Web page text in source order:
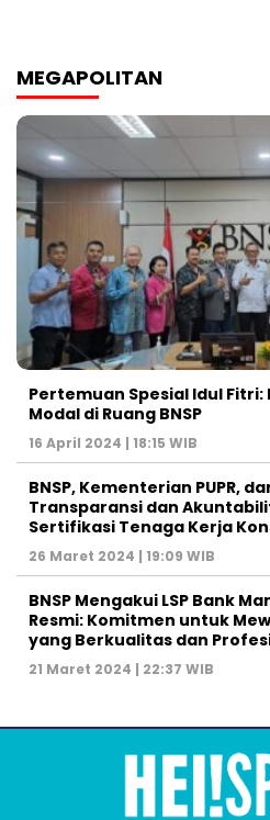
MEGAPOLITAN
Pertemuan Spesial Idul Fitri:
Modal di Ruang BNSP
16 April 2024 | 18:15 WIB
BNSP, Kementerian PUPR,
Transparansi dan
Sertifikasi Tenaga Kerja
26 Maret 2024 | 19:09 WIB
BNSP Mengakui LSP Bank
Resmi: Komitmen untuk
yang Berkualitas dan
21 Maret 2024 | 22:37 WIB